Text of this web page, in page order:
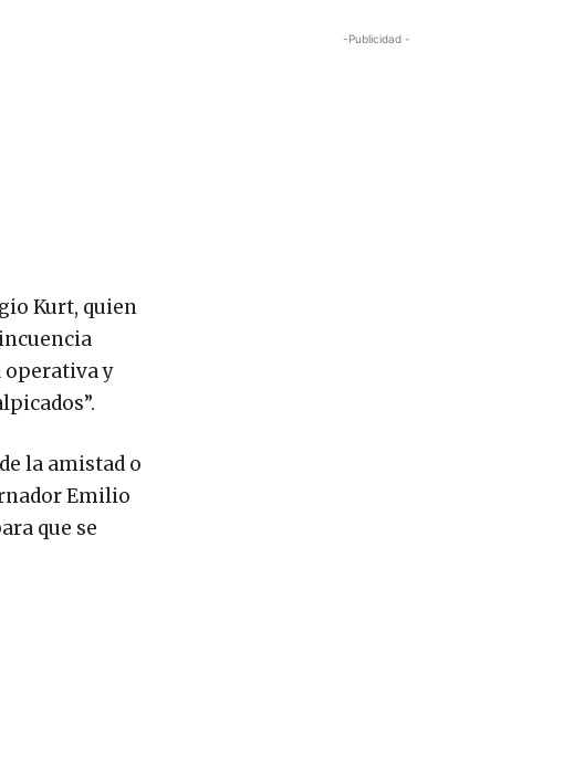
Kurt, quien
operativa y
la amistad o
Emilio
que se
-Publicidad -